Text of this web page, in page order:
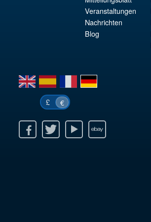
Veranstaltungen
Nachrichten
Blog
en es fr de
£ €
Youtube Ebay